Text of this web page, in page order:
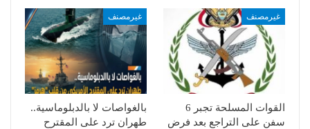
غيرمصنف
القوات المسلحة تجبر 6
سفن على التراجع بعد فرض
غيرمصنف
بالغواصات لا بالدبلوماسية..
طهران ترد على المقترح